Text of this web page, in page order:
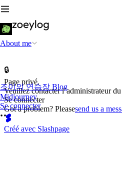
About me
조이의 연습장 Blog
Midjourney
Se connecter
🔒
Page privé.
Veuillez contacter l’administrateur du
Se connecter
Got a problem? Pleasesend us a
Créé avec Slashpage